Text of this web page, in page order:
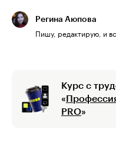
Регина Аюпова
Пишу, редактирую, и
Курс с
«
PRO»